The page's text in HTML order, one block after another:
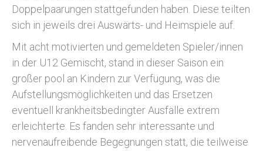
Doppelpaarungen stattgefunden haben. Diese teilten
sich in jeweils drei Auswärts- und Heimspiele auf.
Mit acht motivierten und gemeldeten Spieler/innen
in der U12 Gemischt, stand in dieser Saison ein
großer pool an Kindern zur Verfügung, was die
Aufstellungsmöglichkeiten und das Ersetzen
eventuell krankheitsbedingter Ausfälle extrem
erleichterte. Es fanden sehr interessante und
nervenaufreibende Begegnungen statt, die teilweise